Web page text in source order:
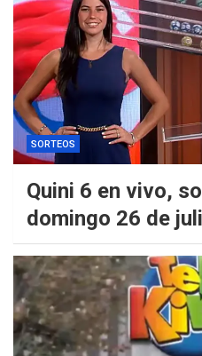
SORTEOS
Quini 6 en vivo,
domingo 26 de